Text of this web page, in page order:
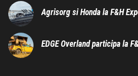
Agrisorg si Honda la F&H
EDGE Overland participa la